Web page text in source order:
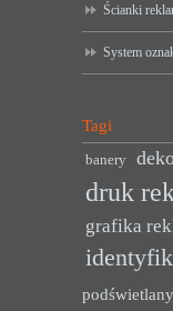
Ścianki
System
Tagi
banery
druk
grafika
podświetlany